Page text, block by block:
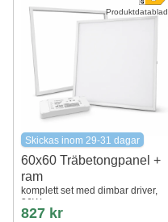
Produktdatablad
Skickas inom 29-31 dagar
60x60 Träbetongpanel +
ram
komplett set med dimbar driver,
36W
827 kr